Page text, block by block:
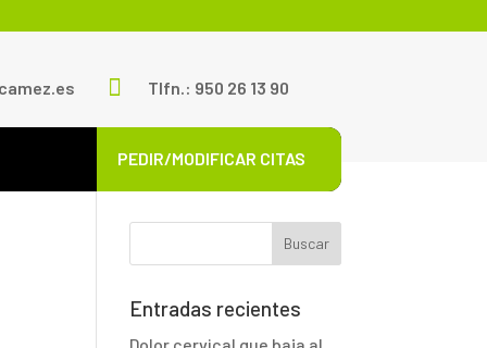
 Tlfn.: 950 26 13 90
PEDIR/MODIFICAR CITAS
Entradas recientes